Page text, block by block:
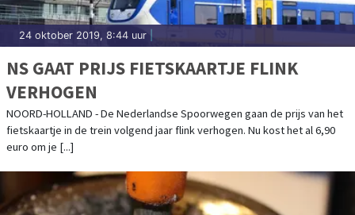
24 oktober 2019, 8:44 uur
NS GAAT PRIJS FIETSKAARTJE FLINK
VERHOGEN
NOORD-HOLLAND - De Nederlandse Spoorwegen gaan de prijs van het
fietskaartje in de trein volgend jaar flink verhogen. Nu kost het al 6,90
euro om je [...]